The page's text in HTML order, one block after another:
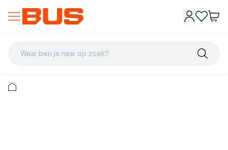
Waar ben je naar op zoek?